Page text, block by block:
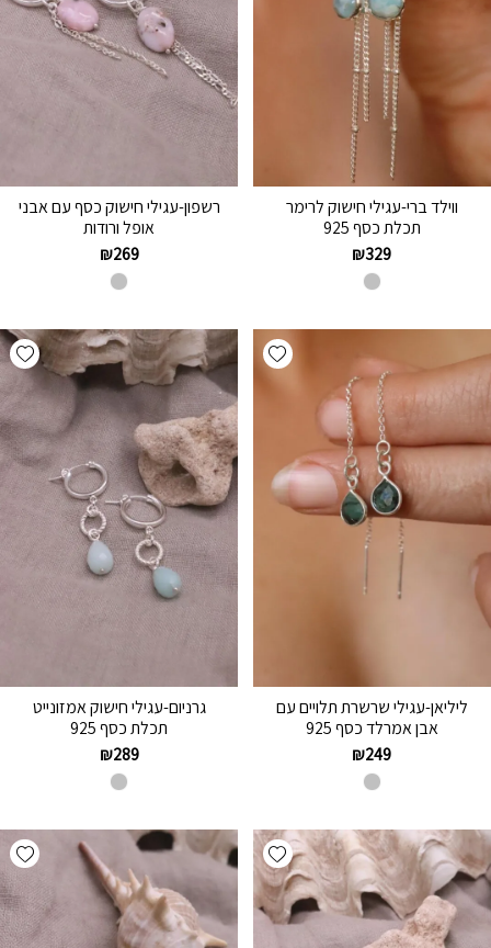
ווילד ברי-עגילי חישוק לרימר
תכלת כסף 925
₪329
רשפון-עגילי חישוק כסף עם אבני
אופל ורודות
₪269
Add wishlist
ליליאן-עגילי שרשרת תלויים עם
אבן אמרלד כסף 925
₪249
גרניום-עגילי חישוק אמזונייט
תכלת כסף 925
₪289
Add wishlist